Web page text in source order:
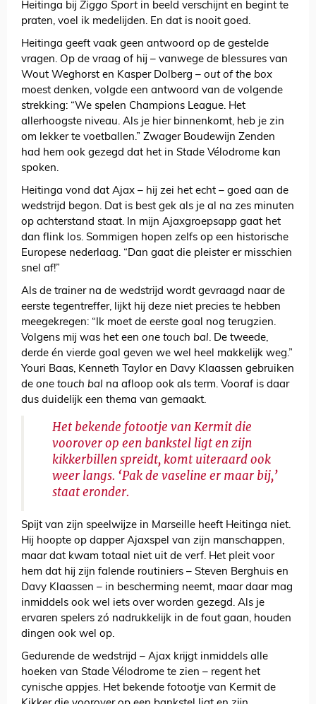
Heitinga bij Ziggo Sportin beeld verschijnt en begint te
praten, voel ik medelijden. En dat is nooit goed.
Heitinga geeft vaak geen antwoord op de gestelde
vragen. Op de vraag of hij – vanwege de blessures van
Wout Weghorst en Kasper Dolberg – out of the box
moest denken, volgde een antwoord van de volgende
strekking: “We spelen Champions League. Het
allerhoogste niveau. Als je hier binnenkomt, heb je zin
om lekker te voetballen.” Zwager Boudewijn Zenden
had hem ook gezegd dat het in Stade Vélodrome kan
spoken.
Heitinga vond dat Ajax – hij zei het echt – goed aan de
wedstrijd begon. Dat is best gek als je al na zes minuten
op achterstand staat. In mijn Ajaxgroepsapp gaat het
dan flink los. Sommigen hopen zelfs op een historische
Europese nederlaag. “Dan gaat die pleister er misschien
snel af!”
Als de trainer na de wedstrijd wordt gevraagd naar de
eerste tegentreffer, lijkt hij deze niet precies te hebben
meegekregen: “Ik moet de eerste goal nog terugzien.
Volgens mij was het een one touch bal. De tweede,
derde én vierde goal geven we wel heel makkelijk weg.”
Youri Baas, Kenneth Taylor en Davy Klaassen gebruiken
de one touch bal na afloop ook als term. Vooraf is daar
dus duidelijk een thema van gemaakt.
Het bekende fotootje van Kermit die
voorover op een bankstel ligt en zijn
kikkerbillen spreidt, komt uiteraard ook
weer langs. ‘Pak de vaseline er maar bij,’
staat eronder.
Spijt van zijn speelwijze in Marseille heeft Heitinga niet.
Hij hoopte op dapper Ajaxspel van zijn manschappen,
maar dat kwam totaal niet uit de verf. Het pleit voor
hem dat hij zijn falende routiniers – Steven Berghuis en
Davy Klaassen – in bescherming neemt, maar daar mag
inmiddels ook wel iets over worden gezegd. Als je
ervaren spelers zó nadrukkelijk in de fout gaan, houden
dingen ook wel op.
Gedurende de wedstrijd – Ajax krijgt inmiddels alle
hoeken van Stade Vélodrome te zien – regent het
cynische appjes. Het bekende fotootje van Kermit de